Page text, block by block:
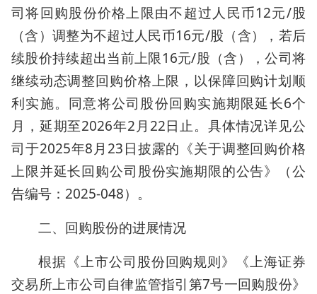
司将回购股份价格上限由不超过人民币12元/股
（含）调整为不超过人民币16元/股（含），若后
续股价持续超出当前上限16元/股（含），公司将
继续动态调整回购价格上限，以保障回购计划顺
利实施。同意将公司股份回购实施期限延长6个
月，延期至2026年2月22日止。具体情况详见公
司于2025年8月23日披露的《关于调整回购价格
上限并延长回购公司股份实施期限的公告》（公
告编号：2025-048）。
二、回购股份的进展情况
根据《上市公司股份回购规则》《上海证券
交易所上市公司自律监管指引第7号一回购股份》